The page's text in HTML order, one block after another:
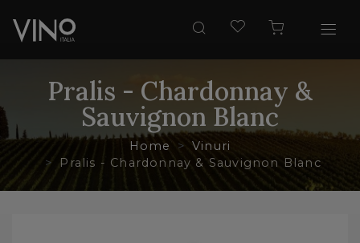
Pralis - Chardonnay &
Sauvignon Blanc
Home
Vinuri
Pralis - Chardonnay & Sauvignon Blanc